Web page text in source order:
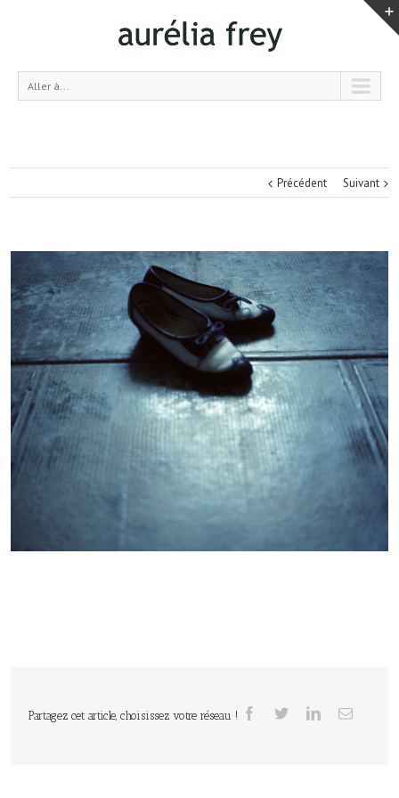
Aller à...
Précédent Suivant
Partagez cet article, choisissez votre réseau !